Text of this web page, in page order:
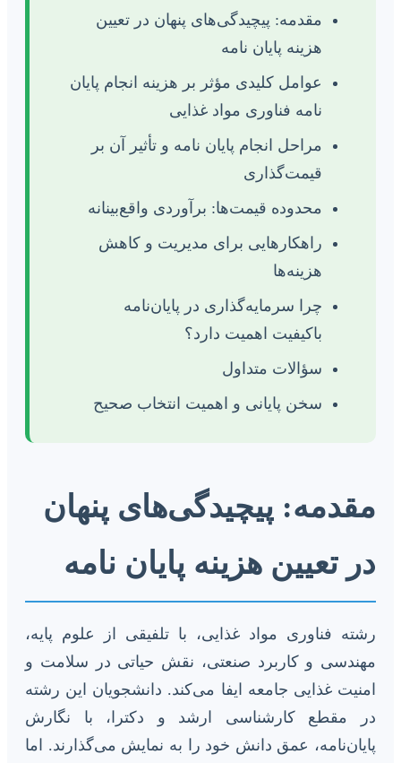
مقدمه: پیچیدگی‌های پنهان در تعیین
هزینه پایان نامه
عوامل کلیدی مؤثر بر هزینه انجام پایان
نامه فناوری مواد غذایی
مراحل انجام پایان نامه و تأثیر آن بر
قیمت‌گذاری
محدوده قیمت‌ها: برآوردی واقع‌بینانه
راهکارهایی برای مدیریت و کاهش
هزینه‌ها
چرا سرمایه‌گذاری در پایان‌نامه
باکیفیت اهمیت دارد؟
سؤالات متداول
سخن پایانی و اهمیت انتخاب صحیح
مقدمه: پیچیدگی‌های پنهان
در تعیین هزینه پایان نامه
رشته فناوری مواد غذایی، با تلفیقی از علوم پایه،
مهندسی و کاربرد صنعتی، نقش حیاتی در سلامت و
امنیت غذایی جامعه ایفا می‌کند. دانشجویان این رشته
در مقطع کارشناسی ارشد و دکترا، با نگارش
پایان‌نامه، عمق دانش خود را به نمایش می‌گذارند. اما